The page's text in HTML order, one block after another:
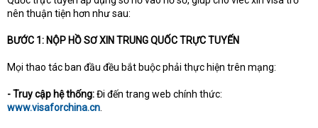
nên thuận tiện hơn như sau:
BƯỚC 1: NỘP HỒ SƠ XIN TRUNG QUỐC TRỰC TUYẾN
Mọi thao tác ban đầu đều bắt buộc phải thực hiện trên mạng:
- Truy cập hệ thống:Đi đến trang web chính thức:
www.visaforchina.cn.